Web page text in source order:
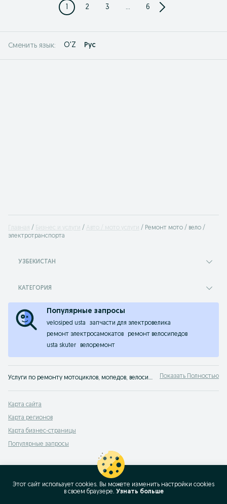
1 2 3 ... 6
Сменить язык: O'Z Рус
Главная Бизнес и услуги Авто / мото услуги
Ремонт мото / вело /
электротранспорта
УЗБЕКИСТАН
КАТЕГОРИЯ
Популярные запросы
velosiped usta
запчасти для электровелика
ремонт электросамокатов
ремонт велосипедов
usta skuter
велоремонт
Услуги по ремонту мотоциклов, мопедов, велосипедов и электротранспорта в Узбекистане ✔️ Объявления от вело и мото мастерских, частных мастеров на OLX.uz! Показать Полностью
Карта сайта
Карта регионов
Карта бизнес-страницы
Популярные запросы
Этот сайт использует cookies. Вы можете изменить настройки cookies
в своeм браузере. Узнать больше